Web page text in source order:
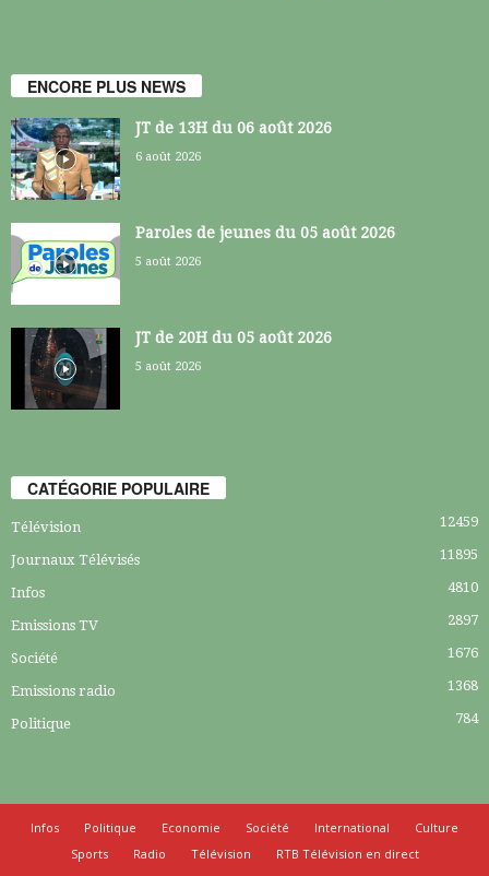
ENCORE PLUS NEWS
JT de 13H du 06 août 2026
6 août 2026
Paroles de jeunes du 05 août 2026
5 août 2026
JT de 20H du 05 août 2026
5 août 2026
CATÉGORIE POPULAIRE
Télévision 12459
Journaux Télévisés 11895
Infos 4810
Emissions TV 2897
Société 1676
Emissions radio 1368
Politique 784
Infos Politique Economie Société International
Culture
Sports
Radio Télévision
RTB Télévision en direct